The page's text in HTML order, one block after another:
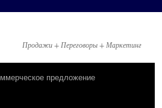
Продажи + Переговоры + Маркетинг
предложение